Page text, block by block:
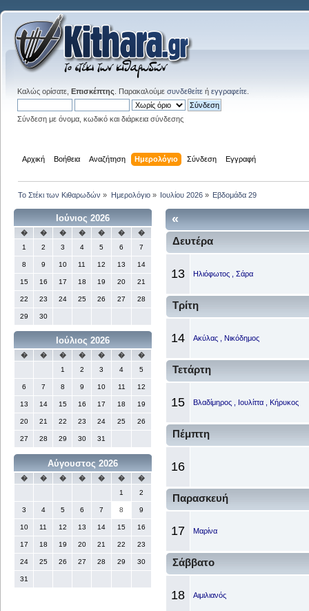
Καλώς ορίσατε, Επισκέπτης . Παρακαλούμε συνδεθείτε ή εγγραφείτε
Σύνδεση με όνομα, κωδικό και διάρκεια σύνδεσης
Αρχική Βοήθεια Αναζήτηση Ημερολόγιο Σύνδεση Εγγραφή
Το Στέκι των Κιθαρωδών » Ημερολόγιο» Ιουλίου 2026» Εβδομάδα 29
Ιούνιος 2026
� � � � � �
�
1
2 3 4 5 6 7
8 9 10 11 12 13 14
15 16 17 18 19 20 21
22 23 24 25 26 27 28
29 30
Ιούλιος 2026
� � � � � �
�
1
2 3 4 5
6 7 8 9 10 11 12
13 14 15 16 17 18 19
20 21 22 23 24 25 26
27 28 29 30 31
Αύγουστος 2026
� � � � � �
�
1
2
3 4 5 6 7 8 9
10 11 12 13 14 15 16
17 18 19 20 21 22 23
24 25 26 27 28 29 30
31
«
Δευτέρα
13 Ηλιόφωτος , Σάρα
Τρίτη
14 Ακύλας , Νικόδημος
Τετάρτη
15 Βλαδίμηρος , Ιουλίττα , Κήρυκος
Πέμπτη
16
Παρασκευή
17 Μαρίνα
Σάββατο
18 Αιμιλιανός